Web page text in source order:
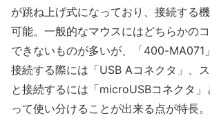
が跳ね上げ式になっており、接続する
可能。一般的なマウスにはどちらかの
できないものが多いが、「400-MA071
接続する際には「USB Aコネクタ」、
と接続するには「microUSBコネクタ」
って使い分けることが出来る点が特長。